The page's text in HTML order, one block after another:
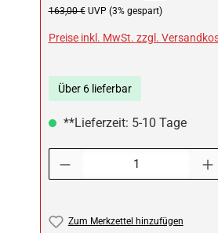
Regulärer Preis:
163,00 € UVP (3% gespart)
Preise inkl. MwSt. zzgl.
Über 6 lieferbar
**Lieferzeit: 5-10 Tage
Zum Merkzettel hinzufügen